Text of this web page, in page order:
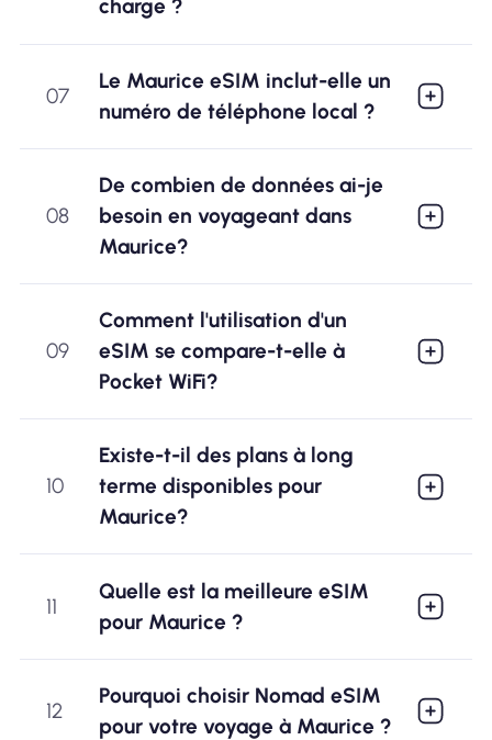
charge ?
07
Le Maurice eSIM inclut-elle un
numéro de téléphone local ?
08
De combien de données ai-je
besoin en voyageant dans
Maurice?
09
Comment l'utilisation d'un
eSIM se compare-t-elle à
Pocket WiFi?
10
Existe-t-il des plans à long
terme disponibles pour
Maurice?
11
Quelle est la meilleure eSIM
pour Maurice ?
12
Pourquoi choisir Nomad eSIM
pour votre voyage à Maurice ?